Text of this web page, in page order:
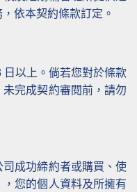
依本契約條款訂定。
以上。倘若您對於條款
完成契約審閱前，請勿
成功締約者或購買、使
您的個人資料及所擁有